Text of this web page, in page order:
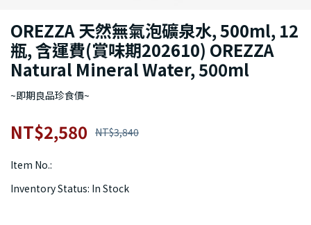
OREZZA 天然無氣泡礦泉水, 500ml, 12
瓶, 含運費(賞味期202610) OREZZA
Natural Mineral Water, 500ml
~即期良品珍食價~
NT$2,580 NT$3,840
Item No.:
Inventory Status: In Stock